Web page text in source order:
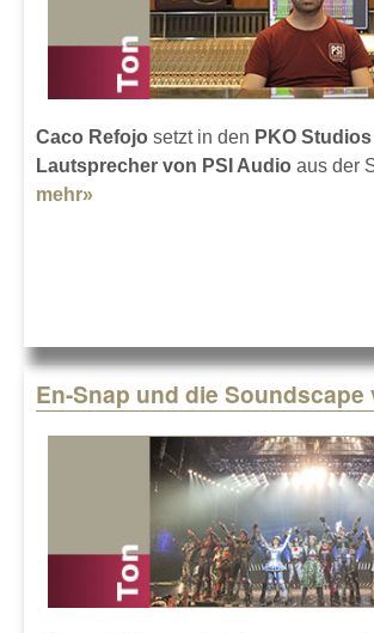
Caco Refojo setzt in den PKO Studios
Lautsprecher von PSI Audio aus der
mehr»
En-Snap und die Soundscape